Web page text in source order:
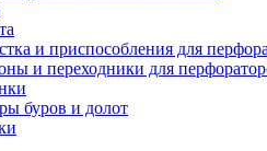
и приспособления для
и переходники для
буров и долот